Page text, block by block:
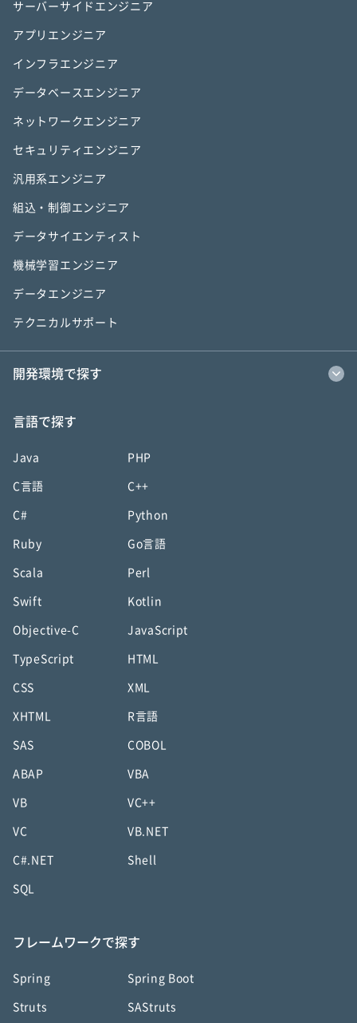
サーバーサイドエンジニア
アプリエンジニア
インフラエンジニア
データベースエンジニア
ネットワークエンジニア
セキュリティエンジニア
汎用系エンジニア
組込・制御エンジニア
データサイエンティスト
機械学習エンジニア
データエンジニア
テクニカルサポート
開発環境で探す
言語で探す
Java PHP
C言語 C++
C# Python
Ruby Go言語
Scala Perl
Swift Kotlin
Objective-C JavaScript
TypeScript HTML
CSS XML
XHTML R言語
SAS COBOL
ABAP VBA
VB VC++
VC VB.NET
C#.NET Shell
SQL
フレームワークで探す
Spring Spring Boot
Struts SAStruts